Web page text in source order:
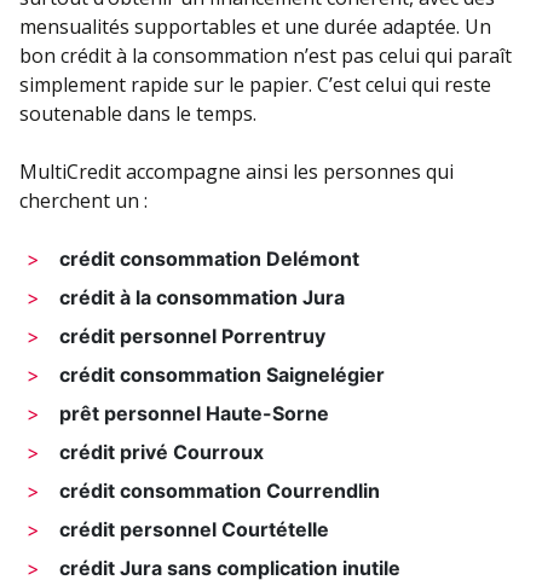
mensualités supportables et une durée adaptée. Un
bon crédit à la consommation n’est pas celui qui paraît
simplement rapide sur le papier. C’est celui qui reste
soutenable dans le temps.
MultiCredit accompagne ainsi les personnes qui
cherchent un :
crédit consommation Delémont
crédit à la consommation Jura
crédit personnel Porrentruy
crédit consommation Saignelégier
prêt personnel Haute-Sorne
crédit privé Courroux
crédit consommation Courrendlin
crédit personnel Courtételle
crédit Jura sans complication inutile